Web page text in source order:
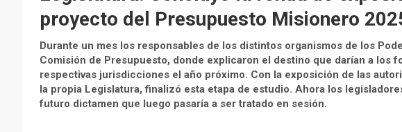
proyecto del Presupuesto Misionero
Durante un mes los responsables de los distintos organismos de los
Comisión de Presupuesto, donde explicaron el destino que darían a los
respectivas jurisdicciones el año próximo. Con la exposición de las
la propia Legislatura, finalizó esta etapa de estudio. Ahora los
futuro dictamen que luego pasaría a ser tratado en sesión.